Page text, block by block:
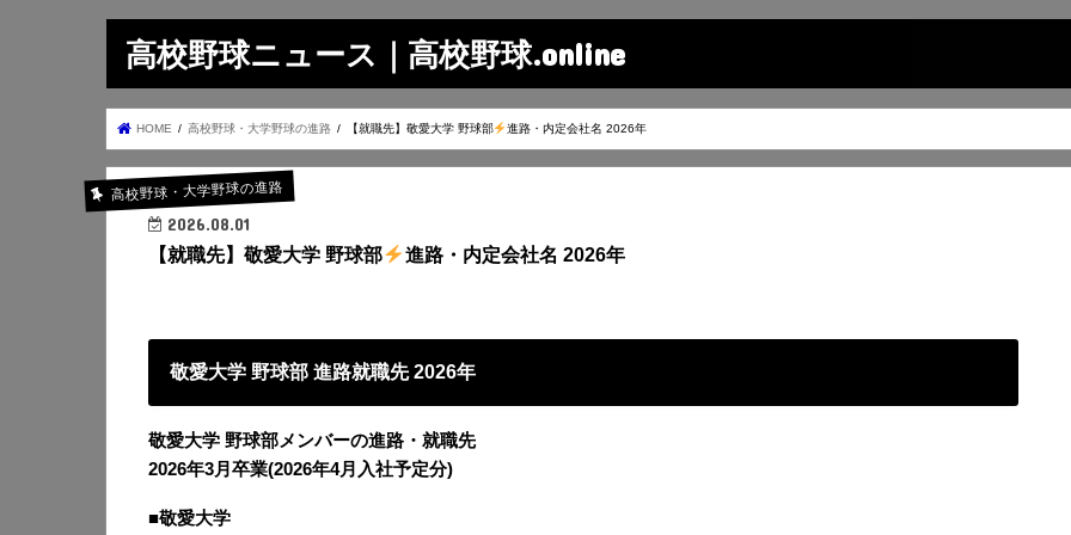
高校野球ニュース｜高校野球.online
HOME 高校野球・大学野球の進路 【就職先】敬愛大学 野球部 進路・内定会社名 2026年
高校野球・大学野球の進路
2026.08.01
【就職先】敬愛大学 野球部 進路・内定会社名 2026年
敬愛大学 野球部 進路就職先 2026年
敬愛大学 野球部メンバーの進路・就職先
2026年3月卒業(2026年4月入社予定分)
■敬愛大学